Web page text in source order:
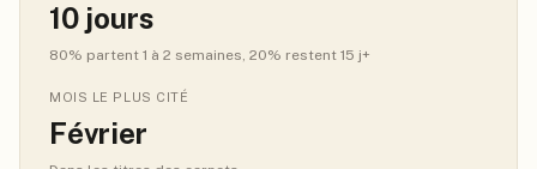
10 jours
80% partent 1 à 2 semaines, 20% restent 15 j+
MOIS LE PLUS CITÉ
Février